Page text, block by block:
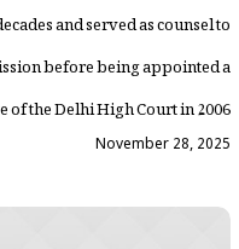
and served as counsel to
before being appointed a
of the Delhi High Court in 2006
November 28, 2025